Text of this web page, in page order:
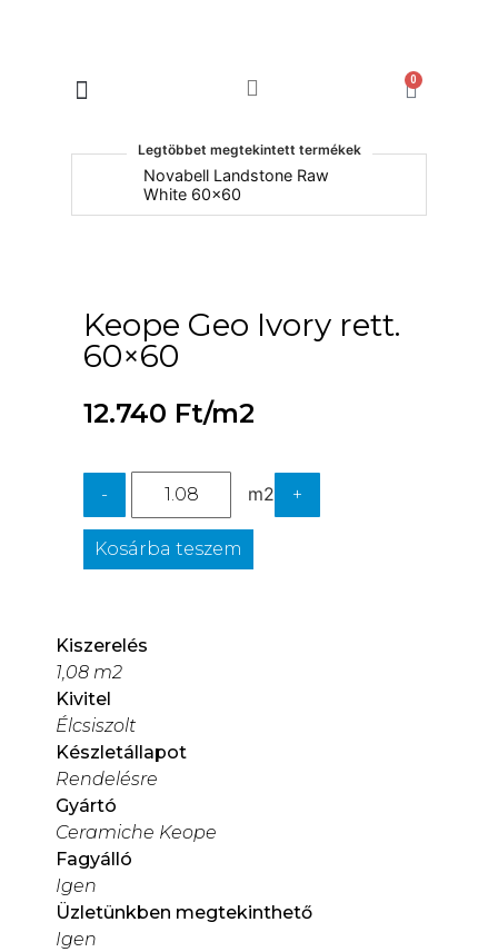
0
Legtöbbet megtekintett termékek
Novabell Landstone Raw
White 60x60
Keope Geo Ivory rett.
60×60
12.740 Ft/m2
- m2 +
Kosárba teszem
Kiszerelés
1,08 m2
Kivitel
Élcsiszolt
Készletállapot
Rendelésre
Gyártó
Ceramiche Keope
Fagyálló
Igen
Üzletünkben megtekinthető
Igen